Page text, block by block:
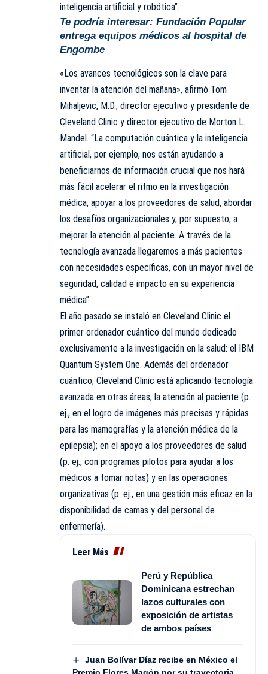
inteligencia artificial y robótica”.
Te podría interesar: Fundación Popular
entrega equipos médicos al hospital de
Engombe
«Los avances tecnológicos son la clave para
inventar la atención del mañana», afirmó Tom
Mihaljevic, M.D., director ejecutivo y presidente de
Cleveland Clinic y director ejecutivo de Morton L.
Mandel. “La computación cuántica y la inteligencia
artificial, por ejemplo, nos están ayudando a
beneficiarnos de información crucial que nos hará
más fácil acelerar el ritmo en la investigación
médica, apoyar a los proveedores de salud, abordar
los desafíos organizacionales y, por supuesto, a
mejorar la atención al paciente. A través de la
tecnología avanzada llegaremos a más pacientes
con necesidades específicas, con un mayor nivel de
seguridad, calidad e impacto en su experiencia
médica”.
El año pasado se instaló en Cleveland Clinic el
primer ordenador cuántico del mundo dedicado
exclusivamente a la investigación en la salud: el IBM
Quantum System One. Además del ordenador
cuántico, Cleveland Clinic está aplicando tecnología
avanzada en otras áreas, la atención al paciente (p.
ej., en el logro de imágenes más precisas y rápidas
para las mamografías y la atención médica de la
epilepsia); en el apoyo a los proveedores de salud
(p. ej., con programas pilotos para ayudar a los
médicos a tomar notas) y en las operaciones
organizativas (p. ej., en una gestión más eficaz en la
disponibilidad de camas y del personal de
enfermería).
Leer Más
Perú y República
Dominicana estrechan
lazos culturales con
exposición de artistas
de ambos países
Juan Bolívar Díaz recibe en México el